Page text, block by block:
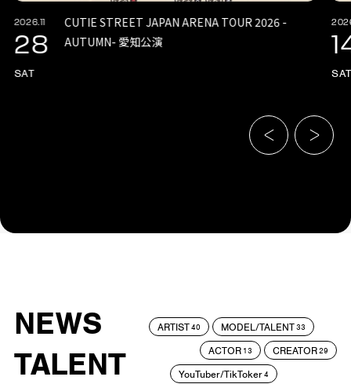
2026.11
28
SAT
CUTIE STREET JAPAN ARENA TOUR 2026 -
AUTUMN- 愛知公演
NEWS
TALENT
ARTIST40 MODEL/TALENT33
ACTOR 13 CREATOR29
YouTuber/TikToker4